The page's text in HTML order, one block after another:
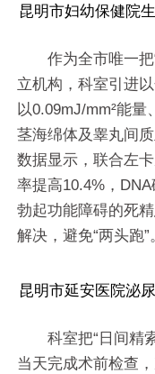
昆明市妇幼保健院
作为全市唯一
立机构，科室引进
以0.09mJ/mm²能量
茎海绵体及睾丸间
数据显示，联合左
率提高10.4%，
勃起功能障碍的死
解决，避免“两头跑”
昆明市延安医院泌
科室把“日间精
当天完成术前检查